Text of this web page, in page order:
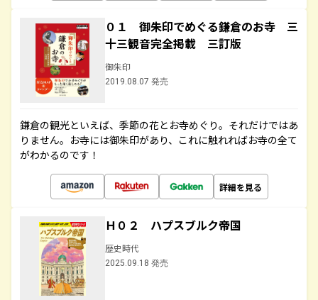
０１ 御朱印でめぐる鎌倉のお寺 三
十三観音完全掲載 三訂版
御朱印
2019.08.07 発売
鎌倉の観光といえば、季節の花とお寺めぐり。それだけではあ
りません。お寺には御朱印があり、これに触れればお寺の全て
がわかるのです！
詳細を見る
Ｈ０２ ハプスブルク帝国
歴史時代
2025.09.18 発売